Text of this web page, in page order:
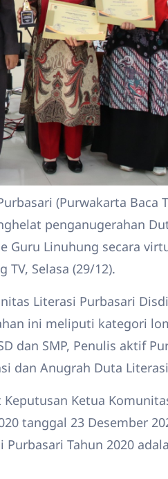
(Purwakarta Baca
penganugerahan
Guru Linuhung secara
Selasa (29/12).
Literasi Purbasari
ini meliputi kategori
dan SMP, Penulis aktif
dan Anugrah Duta
Ketua
tanggal 23 Desember
Tahun 2020